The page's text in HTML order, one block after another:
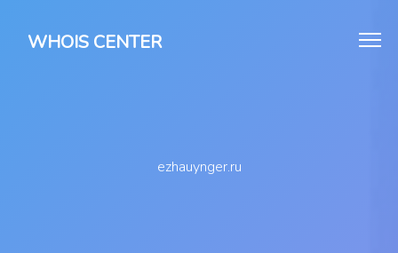
WHOIS CENTER
ezhauynger.ru